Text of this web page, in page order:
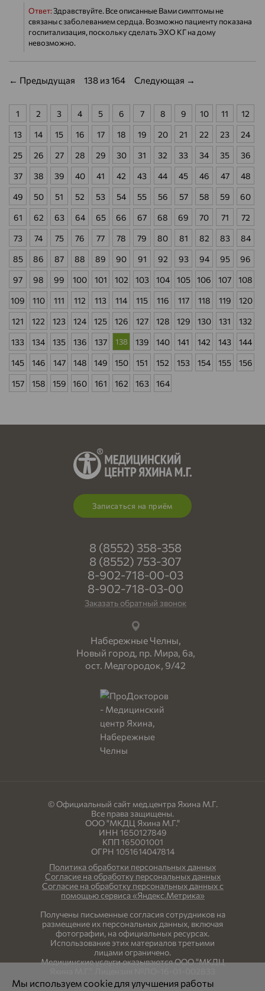
Ответ:Здравствуйте. Все описанные Вами симптомы не
связаны с заболеванием сердца. Возможно пациенту показана
госпитализация, поскольку сделать ЭХО КГ на дому
невозможно.
← Предыдущая 138 из 164 Следующая →
1 2 3 4 5 6 7 8 9 10 11 12
13 14 15 16 17 18 19 20 21 22 23 24
25 26 27 28 29 30 31 32 33 34 35 36
37 38 39 40 41 42 43 44 45 46 47 48
49 50 51 52 53 54 55 56 57 58 59 60
61 62 63 64 65 66 67 68 69 70 71 72
73 74 75 76 77 78 79 80 81 82 83 84
85 86 87 88 89 90 91 92 93 94 95 96
97 98 99 100 101 102 103 104 105 106 107 108
109 110 111 112 113 114 115 116 117 118 119 120
121 122 123 124 125 126 127 128 129 130 131 132
133 134 135 136 137 138 139 140 141 142 143 144
145 146 147 148 149 150 151 152 153 154 155 156
157 158 159 160 161 162 163 164
Записаться на приём
8 (8552) 358-358
8 (8552) 753-307
8-902-718-00-03
8-902-718-03-00
Заказать обратный звонок
Набережные Челны,
Новый город, пр. Мира, 6а,
ост. Медгородок, 9/42
© Официальный сайт мед.центра Яхина М.Г.
Все права защищены.
ООО "МКДЦ Яхина М.Г."
ИНН 1650127849
КПП 165001001
ОГРН 1051614047814
Политика обработки персональных данных
Согласие на обработку персональных данных
Согласие на обработку персональных данных с
помощью сервиса «Яндекс.Метрика»
Получены письменные согласия сотрудников на
размещение их персональных данных, включая
фотографии, на официальных ресурсах.
Использование этих материалов третьими
лицами ограничено.
Медицинские услуги оказываются ООО "МКДЦ
Мы используем cookie для улучшения работы